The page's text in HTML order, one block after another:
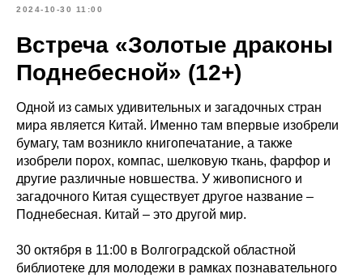
2024-10-30 11:00
Встреча «Золотые драконы
Поднебесной» (12+)
Одной из самых удивительных и загадочных стран
мира является Китай. Именно там впервые изобрели
бумагу, там возникло книгопечатание, а также
изобрели порох, компас, шелковую ткань, фарфор и
другие различные новшества. У живописного и
загадочного Китая существует другое название –
Поднебесная. Китай – это другой мир.
30 октября в 11:00 в Волгоградской областной
библиотеке для молодежи в рамках познавательного